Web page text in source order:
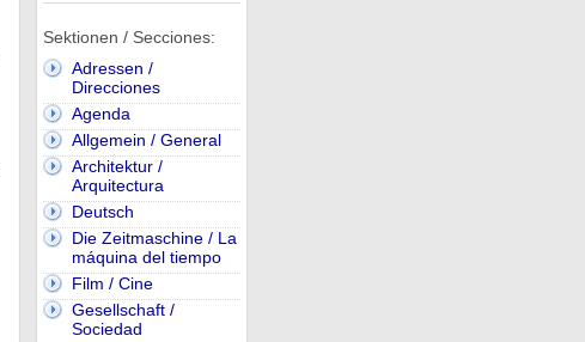
Sektionen / Secciones:
Adressen /
Direcciones
Agenda
Allgemein / General
Architektur /
Arquitectura
Deutsch
Die Zeitmaschine / La
máquina del tiempo
Film / Cine
Gesellschaft /
Sociedad